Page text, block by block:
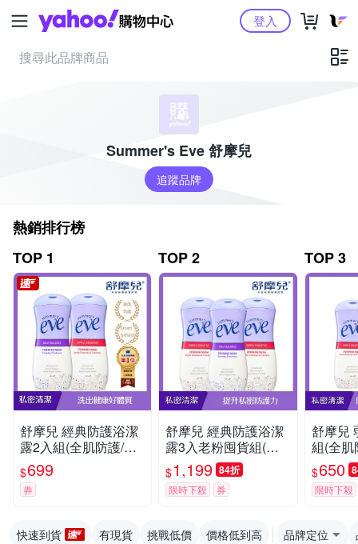
Yahoo購物中心登入
Summer's Eve 舒摩兒
追蹤品牌
熱銷排行榜
TOP 1
舒摩兒 經典防護浴潔
露2入組(全肌防護/甜
美香氛2款可選)
$699
券
TOP 2
舒摩兒 經典防護浴潔
露3入老粉囤貨組(全
肌防護/甜美香氛2款
可選)
$1,199 84折
限時下殺 券
TOP 3
舒摩兒
組(全
+醋酸
入)
$650
限時下殺
快速到貨 有現貨 挑戰低價 價格低到高 品牌定位